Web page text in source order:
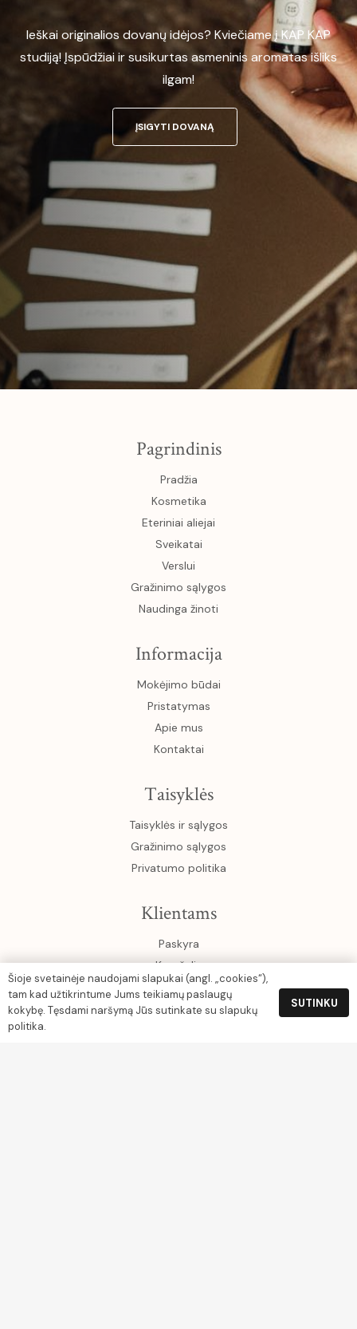
Ieškai originalios dovanų idėjos? Kviečiame į KAP KAP
studiją! Įspūdžiai ir susikurtas asmeninis aromatas išliks
ilgam!
ĮSIGYTI DOVANĄ
Pagrindinis
Pradžia
Kosmetika
Eteriniai aliejai
Sveikatai
Verslui
Gražinimo sąlygos
Naudinga žinoti
Informacija
Mokėjimo būdai
Pristatymas
Apie mus
Kontaktai
Taisyklės
Taisyklės ir sąlygos
Gražinimo sąlygos
Privatumo politika
Klientams
Paskyra
Krepšelis
Rekvizitai
Šioje svetainėje naudojami slapukai (angl. „cookies“),
tam kad užtikrintume Jums teikiamų paslaugų
kokybę. Tęsdami naršymą Jūs sutinkate su slapukų
politika.
SUTINKU